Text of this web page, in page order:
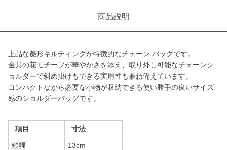
商品説明
上品な菱形キルティングが特徴的なチェーン バッグです。
金具の花モチーフが華やかさを添え、取り外し可能なチェーンシ
ョルダーで斜め掛けもできる実用性も兼ね備えています。
コンパクトながら必要な小物が収納できる使い勝手の良いサイズ
感のショルダーバッグです。
項目 寸法
縦幅 13cm